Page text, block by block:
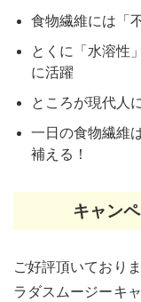
食物繊維には「
とくに「水溶性
に活躍
ところが現代人
一日の食物繊維
補える！
キャン
ご好評頂いており
ラダスムージーキ